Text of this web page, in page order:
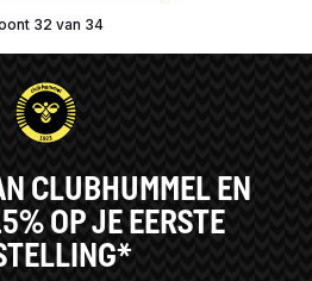
32 van 34
CLUBHUMMEL EN
OP JE EERSTE